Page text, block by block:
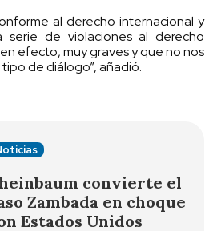
al derecho internacional y
serie de violaciones al derecho
efecto, muy graves y que no nos
de diálogo”, añadió.
convierte el
Zambada en choque
Estados Unidos